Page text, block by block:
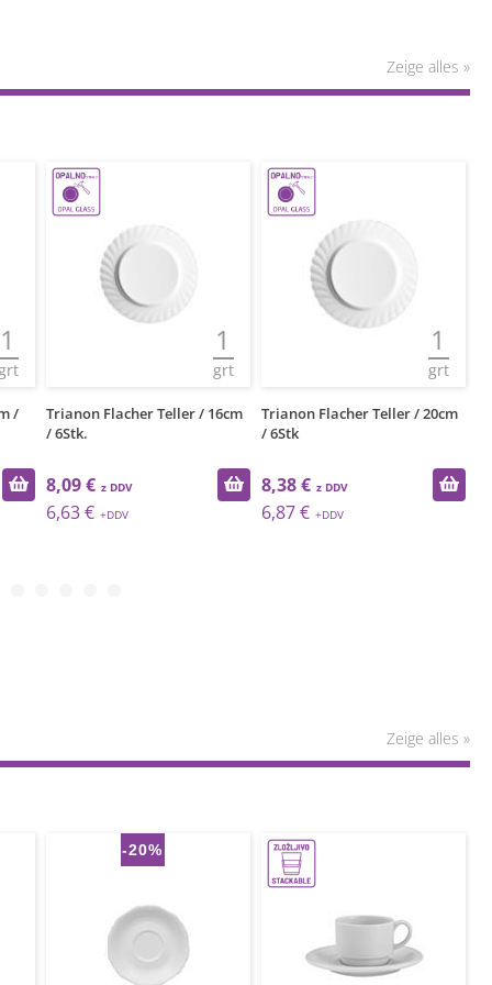
Zeige alles »
1
/
1
grt
Trianon Flacher Teller / 16cm
/ 6Stk.
8,09 €
6,63 €
1
grt
Trianon Flacher Teller / 20cm
/ 6Stk
8,38 €
6,87 €
Zeige alles »
-20%